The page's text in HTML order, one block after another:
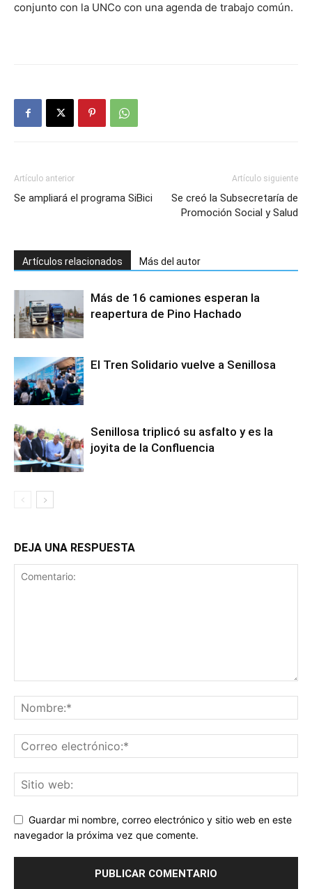
conjunto con la UNCo con una agenda de trabajo común.
Artículo anterior
Se ampliará el programa SiBici
Artículo siguiente
Se creó la Subsecretaría de
Promoción Social y Salud
Artículos relacionados Más del autor
Más de 16 camiones esperan la
reapertura de Pino Hachado
El Tren Solidario vuelve a Senillosa
Senillosa triplicó su asfalto y es la
joyita de la Confluencia
DEJA UNA RESPUESTA
Guardar mi nombre, correo electrónico y sitio web en este
navegador la próxima vez que comente.